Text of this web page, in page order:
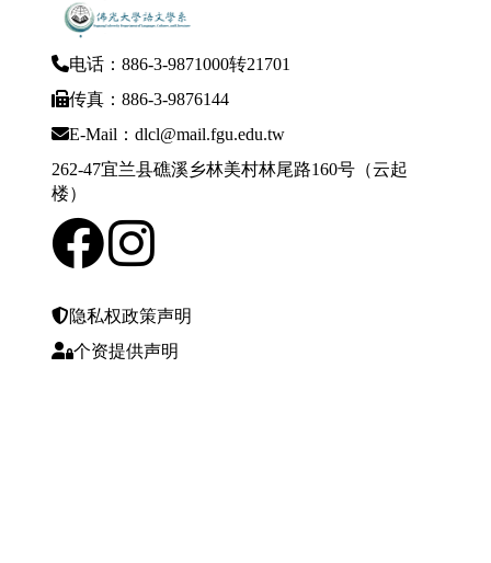
电话：886-3-9871000转21701
传真：886-3-9876144
E-Mail：dlcl@mail.fgu.edu.tw
262-47宜兰县礁溪乡林美村林尾路160号（云起
楼）
隐私权政策声明
个资提供声明